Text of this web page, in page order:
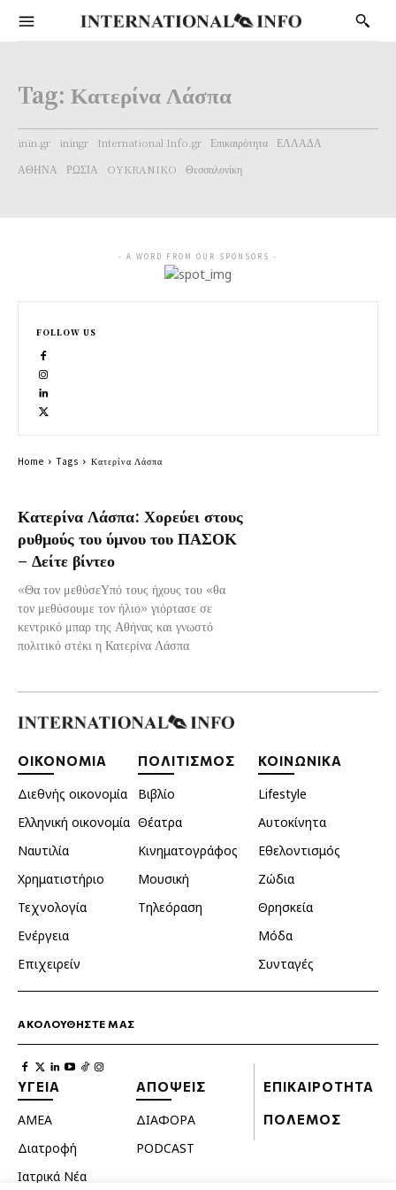
Tag: Κατερίνα Λάσπα
inin.gr iningr International Info.gr Επικαιρότητα
ΕΛΛΑΔΑ
ΑΘΗΝΑ
ΡΩΣΙΑ OYKRANIKO Θεσσαλονίκη
Κατερίνα Λάσπα: Χορεύει στους
ρυθμούς του ύμνου του ΠΑΣΟΚ
– Δείτε βίντεο
«Θα τον μεθύσεΥπό τους ήχους του «θα
τον μεθύσουμε τον ήλιο» γιόρτασε σε
κεντρικό μπαρ της Αθήνας και γνωστό
πολιτικό στέκι η Κατερίνα Λάσπα
- A WORD FROM OUR SPONSORS -
FOLLOW US
Home Tags Κατερίνα Λάσπα
ΟΙΚΟΝΟΜΙΑ
Διεθνής οικονομία
Ελληνική οικονομία
Ναυτιλία
Χρηματιστήριο
Τεχνολογία
Ενέργεια
Επιχειρείν
ΠΟΛΙΤΙΣΜΟΣ
Βιβλίο
Θέατρα
Κινηματογράφος
Μουσική
Τηλεόραση
ΚΟΙΝΩΝΙΚΑ
Lifestyle
Αυτοκίνητα
Εθελοντισμός
Ζώδια
Θρησκεία
Μόδα
Συνταγές
ΑΚΟΛΟΥΘΗΣΤΕ ΜΑΣ
ΥΓΕΙΑ
ΑΜΕΑ
Διατροφή
Ιατρικά Νέα
ΑΠΟΨΕΙΣ
ΔΙΑΦΟΡΑ
PODCAST
ΕΠΙΚΑΙΡΟΤΗΤΑ
ΠΟΛΕΜΟΣ